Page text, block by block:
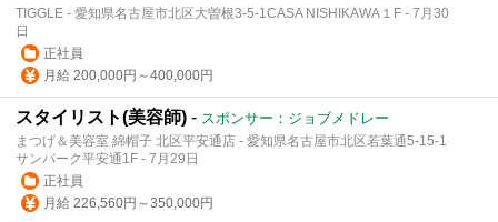
TIGGLE - 愛知県名古屋市北区大曽根3-5-1CASA NISHIKAWA１F - 7月30
日
正社員
月給 200,000円～400,000円
スタイリスト(美容師) - スポンサー：ジョブメドレー
まつげ＆美容室 綿帽子 北区平安通店 - 愛知県名古屋市北区若葉通5-15-1
サンパーク平安通1F - 7月29日
正社員
月給 226,560円～350,000円